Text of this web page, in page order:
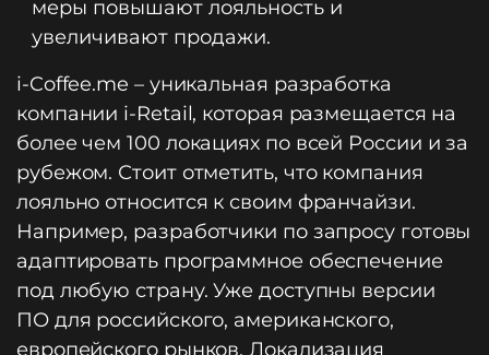
меры повышают лояльность и
увеличивают продажи.
i-Coffee.me – уникальная разработка
компании i-Retail, которая размещается на
более чем 100 локациях по всей России и за
рубежом. Стоит отметить, что компания
лояльно относится к своим франчайзи.
Например, разработчики по запросу готовы
адаптировать программное обеспечение
под любую страну. Уже доступны версии
ПО для российского, американского,
европейского рынков. Локализация